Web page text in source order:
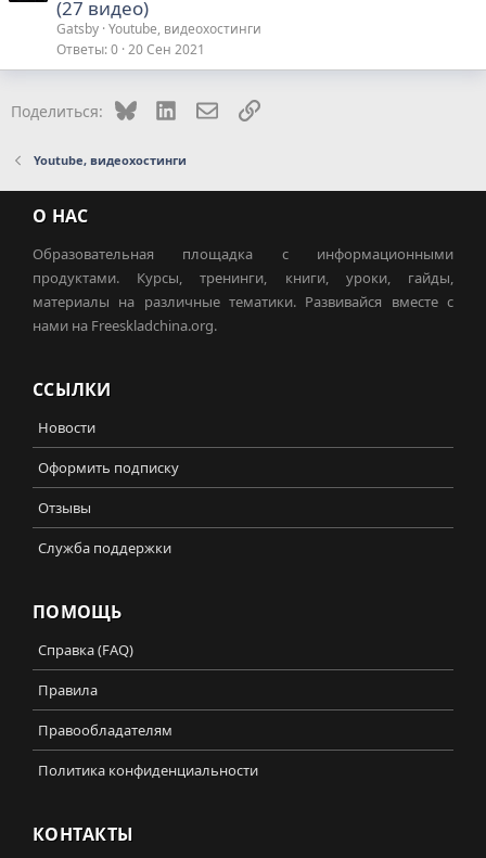
(27 видео)
Gatsby Youtube, видеохостинги
Ответы 0 20 Сен 2021
Поделиться: Bluesky LinkedInЭлектронная почта
Ссылка
Youtube, видеохостинги
О НАС
Образовательная площадка с информационными
продуктами. Курсы, тренинги, книги, уроки, гайды,
материалы на различные тематики. Развивайся вместе с
нами на Freeskladchina.org.
ССЫЛКИ
Новости
Оформить подписку
Отзывы
Служба поддержки
ПОМОЩЬ
Справка (FAQ)
Правила
Правообладателям
Политика конфиденциальности
КОНТАКТЫ